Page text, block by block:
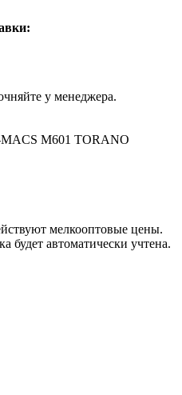
у менеджера.
M601 TORANO
мелкооптовые цены.
будет автоматически учтена.